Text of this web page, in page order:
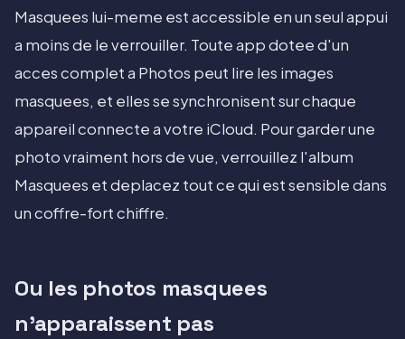
Masquees lui-meme est accessible en un seul appui
a moins de le verrouiller. Toute app dotee d'un
acces complet a Photos peut lire les images
masquees, et elles se synchronisent sur chaque
appareil connecte a votre iCloud. Pour garder une
photo vraiment hors de vue, verrouillez l'album
Masquees et deplacez tout ce qui est sensible dans
un coffre-fort chiffre.
Ou les photos masquees
n'apparaissent pas